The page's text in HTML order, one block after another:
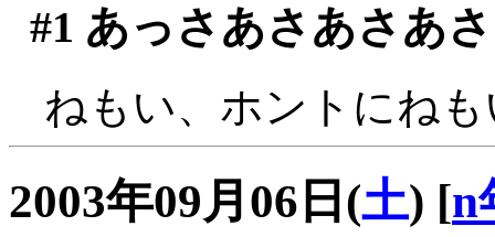
#1 あっさあさあさあ
ねもい、ホントにね
2003年09月06日(土) [n